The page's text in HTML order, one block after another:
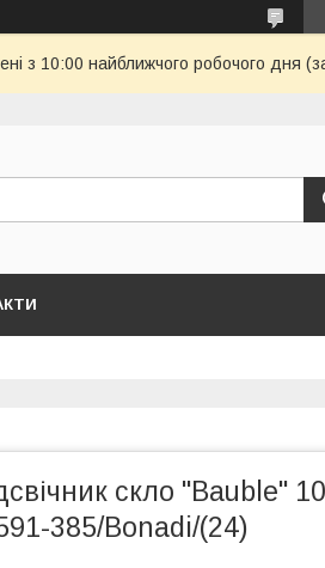
з 10:00 найближчого робочого дня
скло "Bauble"
385/Bonadi/(24)